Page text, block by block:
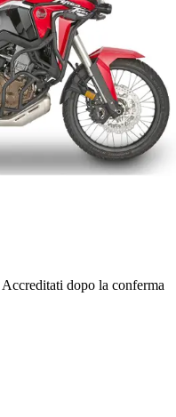
Accreditati dopo la conferma